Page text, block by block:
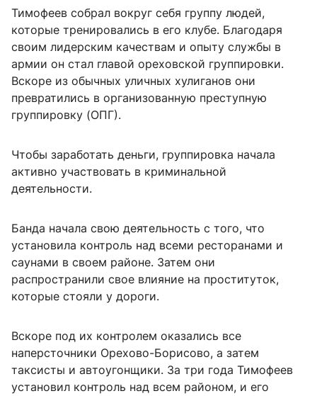
Тимофеев собрал вокруг себя группу людей,
которые тренировались в его клубе. Благодаря
своим лидерским качествам и опыту службы в
армии он стал главой ореховской группировки.
Вскоре из обычных уличных хулиганов они
превратились в организованную преступную
группировку (ОПГ).
Чтобы заработать деньги, группировка начала
активно участвовать в криминальной
деятельности.
Банда начала свою деятельность с того, что
установила контроль над всеми ресторанами и
саунами в своем районе. Затем они
распространили свое влияние на проституток,
которые стояли у дороги.
Вскоре под их контролем оказались все
наперсточники Орехово-Борисово, а затем
таксисты и автоугонщики. За три года Тимофеев
установил контроль над всем районом, и его